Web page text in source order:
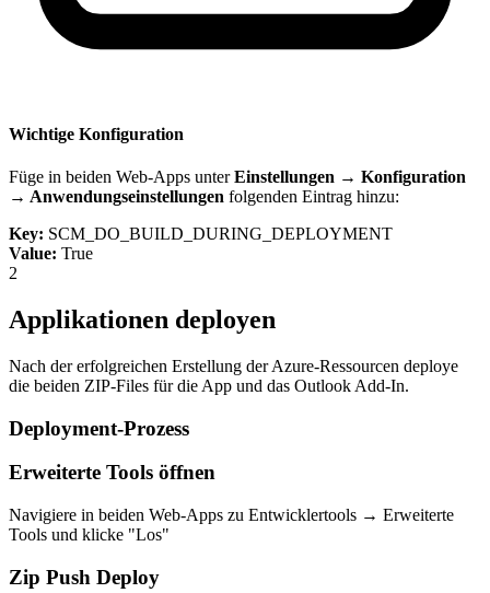
Wichtige Konfiguration
Füge in beiden Web-Apps unterEinstellungen → Konfiguration
→ Anwendungseinstellungen folgenden Eintrag hinzu:
Key: SCM_DO_BUILD_DURING_DEPLOYMENT
Value: True
2
Applikationen deployen
Nach der erfolgreichen Erstellung der Azure-Ressourcen deploye
die beiden ZIP-Files für die App und das Outlook Add-In.
Deployment-Prozess
Erweiterte Tools öffnen
Navigiere in beiden Web-Apps zu Entwicklertools → Erweiterte
Tools und klicke "Los"
Zip Push Deploy